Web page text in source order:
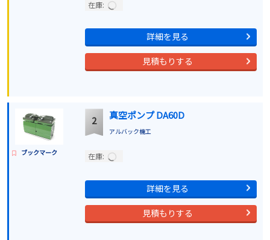
在庫:
詳細を見る
見積もりする
ブックマーク
2 真空ポンプ DA60D
アルバック機工
在庫:
詳細を見る
見積もりする